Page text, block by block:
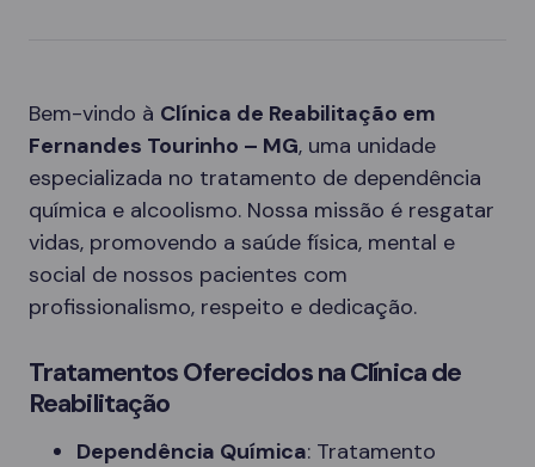
Bem-vindo à Clínica de Reabilitação em
Fernandes Tourinho – MG, uma unidade
especializada no tratamento de dependência
química e alcoolismo. Nossa missão é resgatar
vidas, promovendo a saúde física, mental e
social de nossos pacientes com
profissionalismo, respeito e dedicação.
Tratamentos Oferecidos na Clínica de
Reabilitação
Dependência Química: Tratamento